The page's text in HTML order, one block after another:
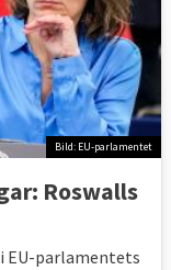
Bild: EU-parlamentet
Roswalls
EU-parlamentets